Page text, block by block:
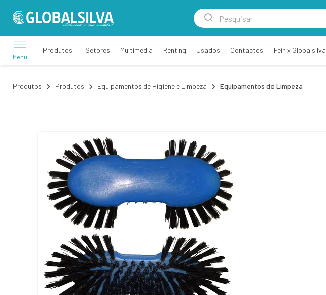
Menu
Produtos Setores Multimedia Renting Usados Contactos Fein x Globalsilva
Produtos Produtos Equipamentos de Higiene e Limpeza Equipamentos de Limpeza